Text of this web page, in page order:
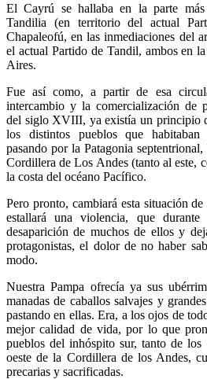
El Cayrú se hallaba en la parte
Tandilia (en territorio del actual
Chapaleofú, en las inmediaciones del
el actual Partido de Tandil, ambos en
Aires.
Fue así como, a partir de esa
intercambio y la comercialización de
del siglo XVIII, ya existía un principio
los distintos pueblos que habitaban
pasando por la Patagonia
Cordillera de Los Andes (tanto al este,
la costa del océano Pacífico.
Pero pronto, cambiará esta situación
estallará una violencia, que
desaparición de muchos de ellos y
protagonistas, el dolor de no haber
modo.
Nuestra Pampa ofrecía ya sus
manadas de caballos salvajes y
pastando en ellas. Era, a los ojos de
mejor calidad de vida, por lo que
pueblos del inhóspito sur, tanto de
oeste de la Cordillera de los Andes,
precarias y sacrificadas.